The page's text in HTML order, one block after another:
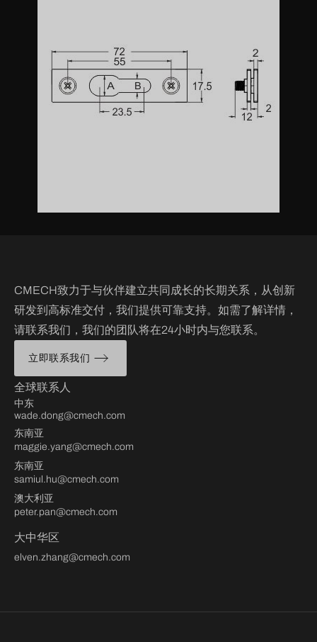
CMECH致力于与伙伴建立共同成长的长期关系，从创新
研发到高标准交付，我们提供可靠支持。如需了解详情，
请联系我们，我们的团队将在24小时内与您联系。
立即联系我们
全球联系人
中东
wade.dong@cmech.com
东南亚
maggie.yang@cmech.com
东南亚
samiul.hu@cmech.com
澳大利亚
peter.pan@cmech.com
大中华区
elven.zhang@cmech.com